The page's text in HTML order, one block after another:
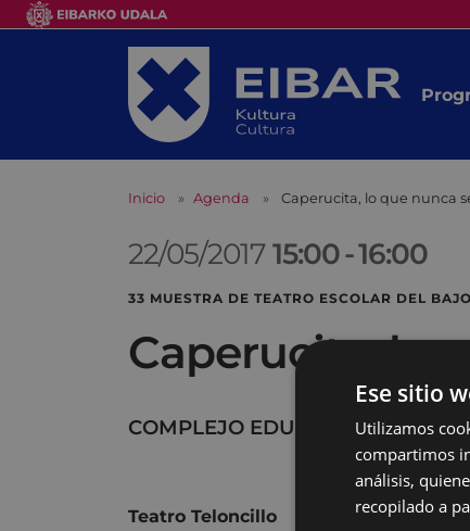
Inicio Agenda Caperucita, lo que nunca
22/05/201715:00-16:00
33 MUESTRA DE TEATRO ESCOLAR DEL
Caperucita, lo
COMPLEJO EDUCATIVO
Teatro Teloncillo
Ese sitio
Utilizamos
compartimos
análisis,
recopilado a